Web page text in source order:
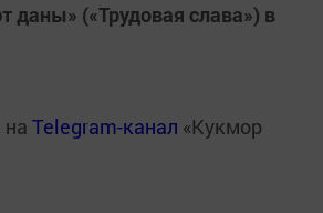
даны» («Трудовая слава») в
Telegram-канал «Кукмор